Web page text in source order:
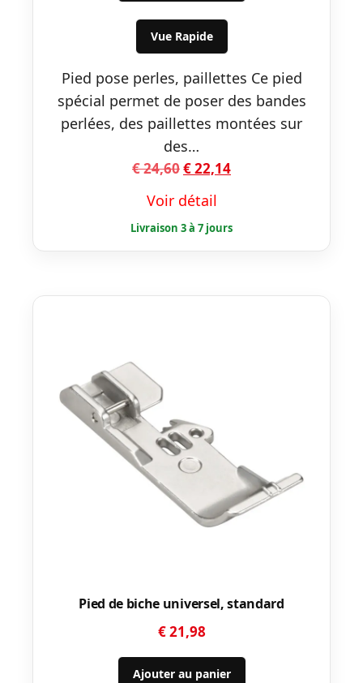
était :
€ 24,60.
est :
Vue Rapide
Pied pose perles, paillettes Ce pied
spécial permet de poser des bandes
perlées, des paillettes montées sur
des…
€24,60Le
initial
était :
€ 24,60.
€22,14Le
est :
€ 22,14.
Voir détail
Pied de biche universel, standard
€21,98
Ajouter au panier